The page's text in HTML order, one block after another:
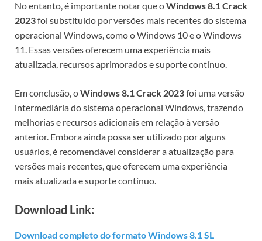
No entanto, é importante notar que oWindows 8.1 Crack
2023foi substituído por versões mais recentes do sistema
operacional Windows, como o Windows 10 e o Windows
11. Essas versões oferecem uma experiência mais
atualizada, recursos aprimorados e suporte contínuo.
Em conclusão, oWindows 8.1 Crack 2023foi uma versão
intermediária do sistema operacional Windows, trazendo
melhorias e recursos adicionais em relação à versão
anterior. Embora ainda possa ser utilizado por alguns
usuários, é recomendável considerar a atualização para
versões mais recentes, que oferecem uma experiência
mais atualizada e suporte contínuo.
Download Link:
Download completo do formato Windows 8.1 SL